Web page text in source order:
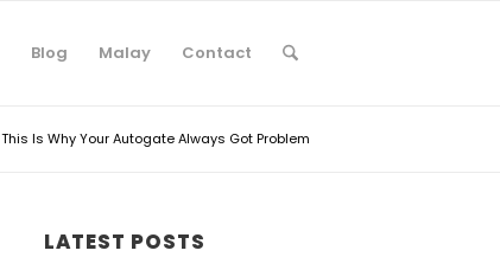
Blog Malay Contact
This Is Why Your Autogate Always Got Problem
LATEST POSTS